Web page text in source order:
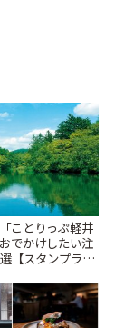
ことりっぷ軽井
でかけしたい注
【スタンプラリ